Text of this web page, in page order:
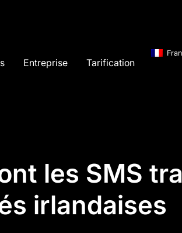
Entreprise Tarification
les SMS
irlandaises